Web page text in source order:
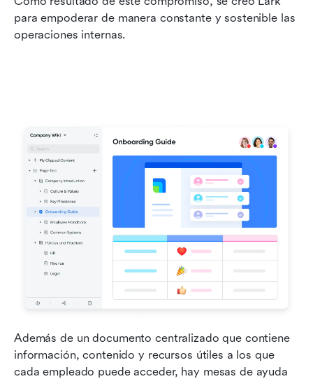
para empoderar de manera constante y sostenible las
operaciones internas.
Además de un documento centralizado que contiene
información, contenido y recursos útiles a los que
cada empleado puede acceder, hay mesas de ayuda